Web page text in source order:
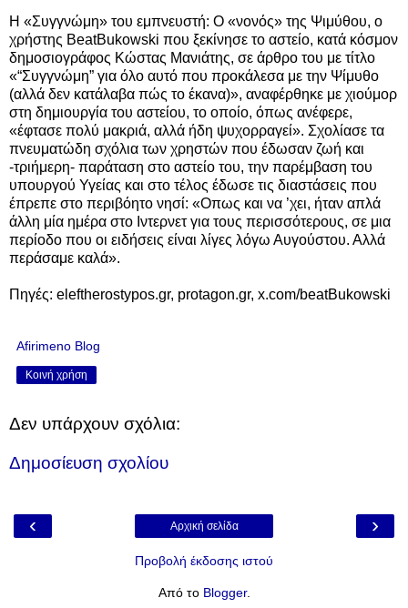
H «Συγγνώμη» του εμπνευστή: Ο «νονός» της Ψιμύθου, ο
χρήστης BeatBukowski που ξεκίνησε το αστείο, κατά κόσμον
δημοσιογράφος Κώστας Μανιάτης, σε άρθρο του με τίτλο
«“Συγγνώμη” για όλο αυτό που προκάλεσα με την Ψίμυθο
(αλλά δεν κατάλαβα πώς το έκανα)», αναφέρθηκε με χιούμορ
στη δημιουργία του αστείου, το οποίο, όπως ανέφερε,
«έφτασε πολύ μακριά, αλλά ήδη ψυχορραγεί». Σχολίασε τα
πνευματώδη σχόλια των χρηστών που έδωσαν ζωή και
-τριήμερη- παράταση στο αστείο του, την παρέμβαση του
υπουργού Υγείας και στο τέλος έδωσε τις διαστάσεις που
έπρεπε στο περιβόητο νησί: «Οπως και να ’χει, ήταν απλά
άλλη μία ημέρα στο Ιντερνετ για τους περισσότερους, σε μια
περίοδο που οι ειδήσεις είναι λίγες λόγω Αυγούστου. Αλλά
περάσαμε καλά».
Πηγές: eleftherostypos.gr, protagon.gr, x.com/beatBukowski
Afirimeno Blog
Κοινή χρήση
Δεν υπάρχουν σχόλια:
Δημοσίευση σχολίου
‹ ›
Αρχική σελίδα
Προβολή έκδοσης ιστού
Από το Blogger.